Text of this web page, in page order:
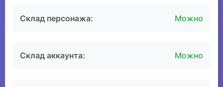
Склад персонажа: Можно
Склад аккаунта: Можно